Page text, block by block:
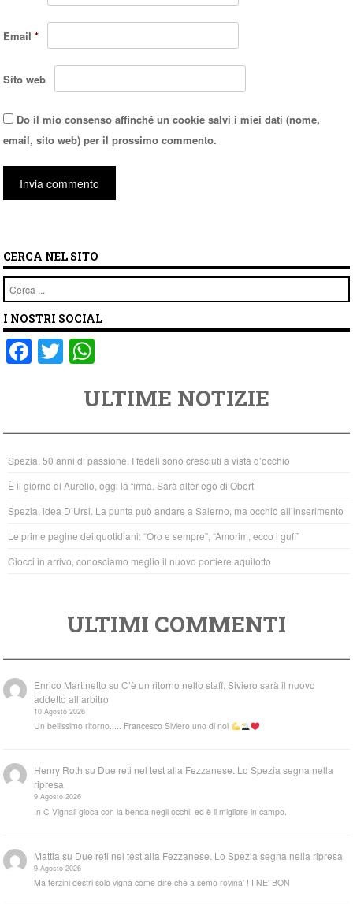
Email*
Sito web
Do il mio consenso affinché un cookie salvi i miei dati (nome,
email, sito web) per il prossimo commento.
CERCA NEL SITO
Cerca
I NOSTRI SOCIAL
F
e
b
o
o
k
T
er
at
s
A
p
p
ULTIME NOTIZIE
Spezia, 50 anni di passione. I fedeli sono cresciuti a vista d’occhio
È il giorno di Aurelio, oggi la firma. Sarà alter-ego di Obert
Spezia, idea D’Ursi. La punta può andare a Salerno, ma occhio all’inserimento
Le prime pagine dei quotidiani: “Oro e sempre”, “Amorim, ecco i gufi”
Ciocci in arrivo, conosciamo meglio il nuovo portiere aquilotto
ULTIMI COMMENTI
Enrico Martinetto suC’è un ritorno nello staff. Siviero sarà il nuovo
addetto all’arbitro
10 Agosto 2026
Un bellissimo ritorno..... Francesco Siviero uno di noi
Henry Roth su Due reti nel test alla Fezzanese. Lo Spezia segna nella
ripresa
9 Agosto 2026
In C Vignali gioca con la benda negli occhi, ed è il migliore in campo.
Mattia su Due reti nel test alla Fezzanese. Lo Spezia segna nella ripresa
9 Agosto 2026
Ma terzini destri solo vigna come dire che a semo rovina' ! I NE' BON